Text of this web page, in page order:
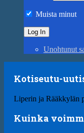
Muista minut
Unohtunut
Kotiseutu-
Liperin ja Rääkkylän
Kuinka